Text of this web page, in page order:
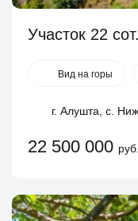
Участок 22
Вид на горы
г. Алушта, с.
22 500 000 руб.